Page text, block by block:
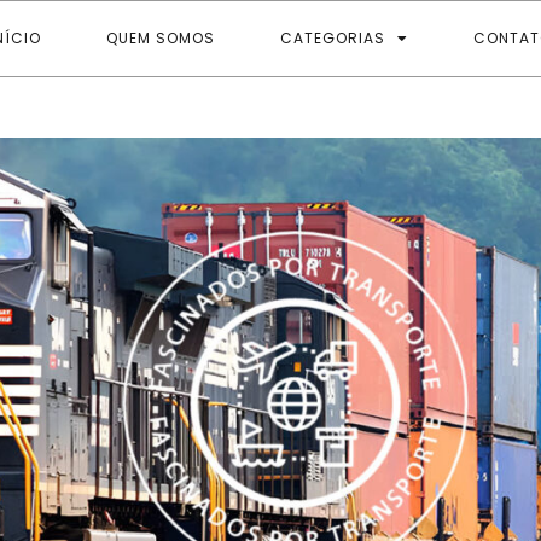
QUEM SOMOS CATEGORIAS